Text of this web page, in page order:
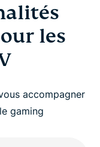
les
accompagner
gaming